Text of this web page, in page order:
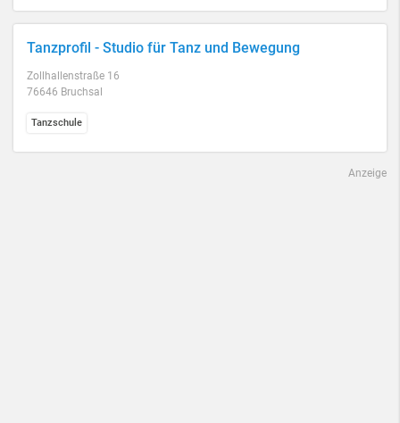
Tanzprofil - Studio für Tanz und Bewegung
Zollhallenstraße 16
76646 Bruchsal
Tanzschule
Anzeige